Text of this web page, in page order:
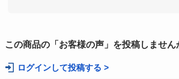
この商品の「お客様の声」を投稿しません
ログインして投稿する >